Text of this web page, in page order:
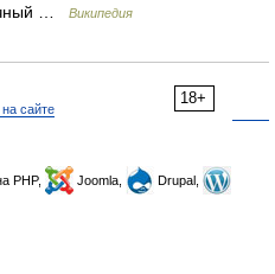
… Википедия
18+
сайте
PHP, Joomla,
Drupal,